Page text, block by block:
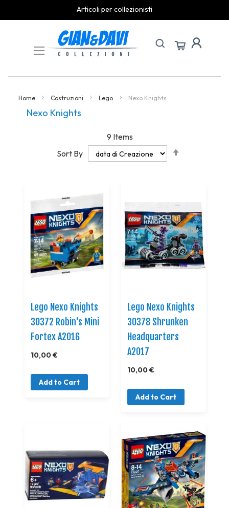
Articoli per collezionisti
Content
Home Costruzioni Lego Nexo Knights
Nexo Knights
9 Items
Sort By
Lego Nexo Knights
30372 Robin's Mini
Fortex A2016
10,00 €
Add to Cart
Lego Nexo Knights
30378 Shrunken
Headquarters
A2017
10,00 €
Add to Cart